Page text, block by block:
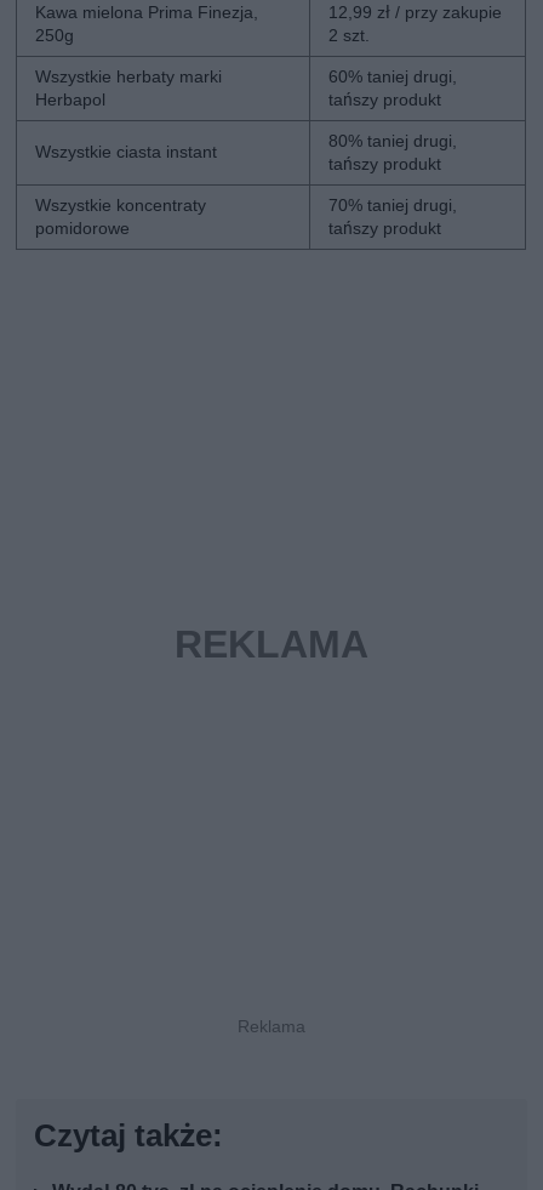
Kawa mielona Prima Finezja,
250g
12,99 zł / przy zakupie
2 szt.
Wszystkie herbaty marki
Herbapol
60% taniej drugi,
tańszy produkt
Wszystkie ciasta instant
80% taniej drugi,
tańszy produkt
Wszystkie koncentraty
pomidorowe
70% taniej drugi,
tańszy produkt
Czytaj także: